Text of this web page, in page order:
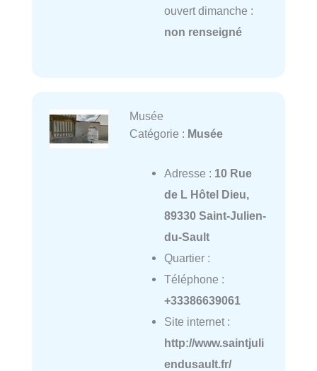
ouvert dimanche :
non renseigné
Musée
Catégorie : Musée
Adresse : 10 Rue
de L Hôtel Dieu,
89330 Saint-Julien-
du-Sault
Quartier :
Téléphone :
+33386639061
Site internet :
http://www.saintjuli
endusault.fr/